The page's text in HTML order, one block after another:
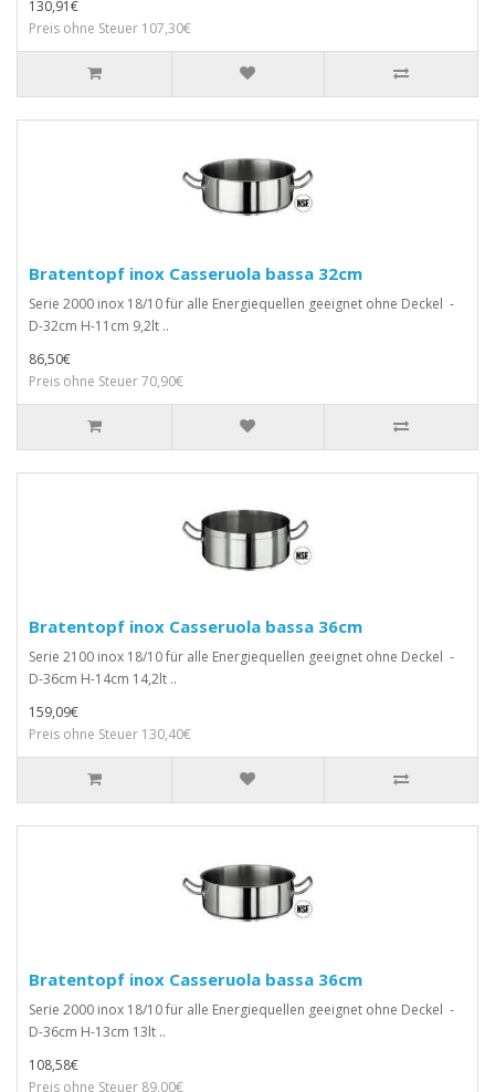
130,91€
Preis ohne Steuer 107,30€
Bratentopf inox Casseruola bassa 32cm
Serie 2000 inox 18/10 für alle Energiequellen geeignet ohne Deckel -
D-32cm H-11cm 9,2lt ..
86,50€
Preis ohne Steuer 70,90€
Bratentopf inox Casseruola bassa 36cm
Serie 2100 inox 18/10 für alle Energiequellen geeignet ohne Deckel -
D-36cm H-14cm 14,2lt ..
159,09€
Preis ohne Steuer 130,40€
Bratentopf inox Casseruola bassa 36cm
Serie 2000 inox 18/10 für alle Energiequellen geeignet ohne Deckel -
D-36cm H-13cm 13lt ..
108,58€
Preis ohne Steuer 89,00€